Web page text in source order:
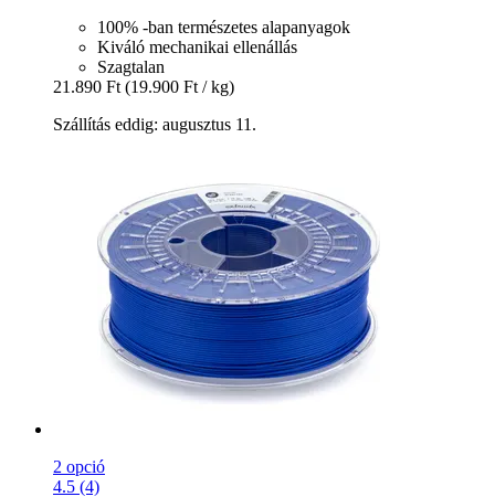
100% -ban természetes alapanyagok
Kiváló mechanikai ellenállás
Szagtalan
21.890 Ft (19.900 Ft / kg)
Szállítás eddig: augusztus 11.
2 opció
4.5 (4)